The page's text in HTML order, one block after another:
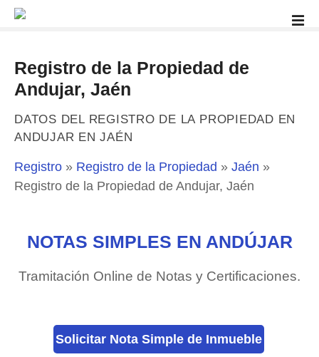
Registro de la Propiedad de
Andujar, Jaén
DATOS DEL REGISTRO DE LA PROPIEDAD EN
ANDUJAR EN JAÉN
Registro » Registro de la Propiedad » Jaén »
Registro de la Propiedad de Andujar, Jaén
NOTAS SIMPLES EN ANDÚJAR
Tramitación Online de Notas y Certificaciones.
Solicitar Nota Simple de Inmueble